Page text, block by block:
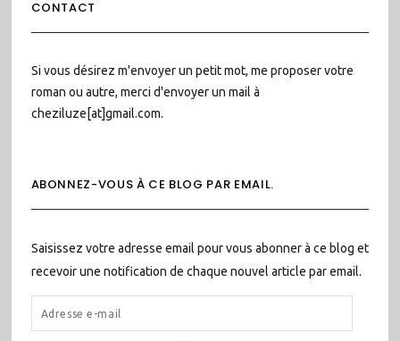
CONTACT
Si vous désirez m'envoyer un petit mot, me proposer votre
roman ou autre, merci d'envoyer un mail à
cheziluze[at]gmail.com.
ABONNEZ-VOUS À CE BLOG PAR EMAIL.
Saisissez votre adresse email pour vous abonner à ce blog et
recevoir une notification de chaque nouvel article par email.
ADRESSE
E-